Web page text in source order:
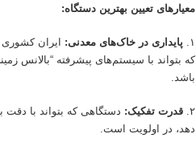
معیارهای تعیین بهترین دستگاه:
۱. پایداری در خاک‌های معدنی: ایران
که بتواند با سیستم‌های پیشرفته “بالانس
باشد.
۲. قدرت تفکیک: دستگاهی که بتواند با
دهد، در اولویت است.